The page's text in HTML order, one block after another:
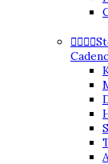
